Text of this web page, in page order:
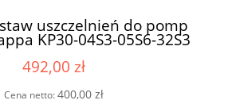
uszczelnień do pomp
KP30-04S3-05S6-32S3
492,00 zł
Cena netto:400,00 zł